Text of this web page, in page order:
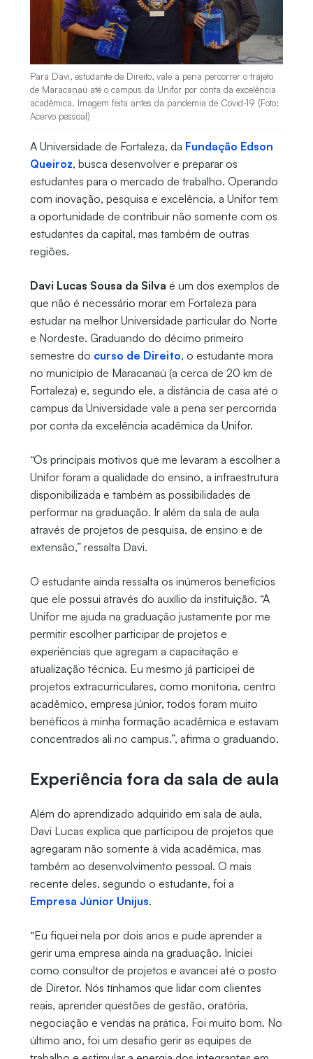
Para Davi, estudante de Direito, vale a pena percorrer o trajeto
de Maracanaú até o campus da Unifor por conta da excelência
acadêmica. Imagem feita antes da pandemia de Covid-19 (Foto:
Acervo pessoal)
A Universidade de Fortaleza, da Fundação Edson
Queiroz, busca desenvolver e preparar os
estudantes para o mercado de trabalho. Operando
com inovação, pesquisa e excelência, a Unifor tem
a oportunidade de contribuir não somente com os
estudantes da capital, mas também de outras
regiões.
Davi Lucas Sousa da Silva é um dos exemplos de
que não é necessário morar em Fortaleza para
estudar na melhor Universidade particular do Norte
e Nordeste. Graduando do décimo primeiro
semestre do curso de Direito, o estudante mora
no município de Maracanaú (a cerca de 20 km de
Fortaleza) e, segundo ele, a distância de casa até o
campus da Universidade vale a pena ser percorrida
por conta da excelência acadêmica da Unifor.
“Os principais motivos que me levaram a escolher a
Unifor foram a qualidade do ensino, a infraestrutura
disponibilizada e também as possibilidades de
performar na graduação. Ir além da sala de aula
através de projetos de pesquisa, de ensino e de
extensão,” ressalta Davi.
O estudante ainda ressalta os inúmeros benefícios
que ele possui através do auxílio da instituição. “A
Unifor me ajuda na graduação justamente por me
permitir escolher participar de projetos e
experiências que agregam a capacitação e
atualização técnica. Eu mesmo já participei de
projetos extracurriculares, como monitoria, centro
acadêmico, empresa júnior, todos foram muito
benéficos à minha formação acadêmica e estavam
concentrados ali no campus.”, afirma o graduando.
Experiência fora da sala de aula
Além do aprendizado adquirido em sala de aula,
Davi Lucas explica que participou de projetos que
agregaram não somente à vida acadêmica, mas
também ao desenvolvimento pessoal. O mais
recente deles, segundo o estudante, foi a
Empresa Júnior Unijus.
“Eu fiquei nela por dois anos e pude aprender a
gerir uma empresa ainda na graduação. Iniciei
como consultor de projetos e avancei até o posto
de Diretor. Nós tínhamos que lidar com clientes
reais, aprender questões de gestão, oratória,
negociação e vendas na prática. Foi muito bom. No
último ano, foi um desafio gerir as equipes de